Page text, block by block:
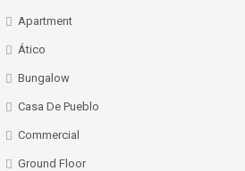
Apartment
Ático
Bungalow
Casa De Pueblo
Commercial
Ground Floor